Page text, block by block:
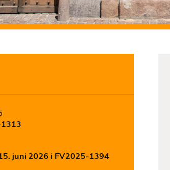
juni 2026 i FV2025-1394